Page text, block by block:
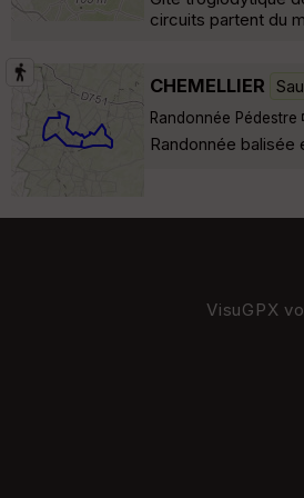
circuits partent du
CHEMELLIER
Randonnée Pédestre
Randonnée
VisuGPX